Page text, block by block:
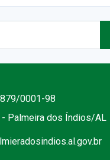
0001-98
- Palmeira dos Índios/AL